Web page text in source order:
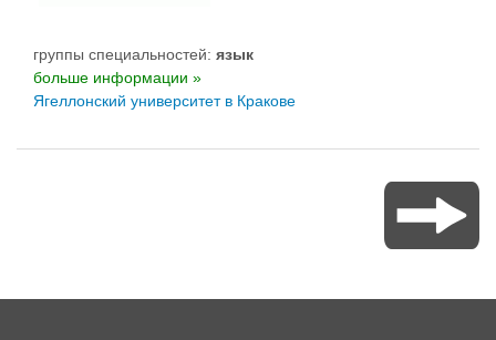
группы специальностей: язык
больше информации »
Ягеллонский университет в Кракове